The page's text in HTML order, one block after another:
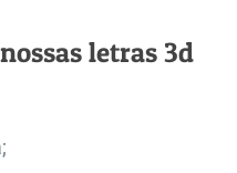
letras 3d